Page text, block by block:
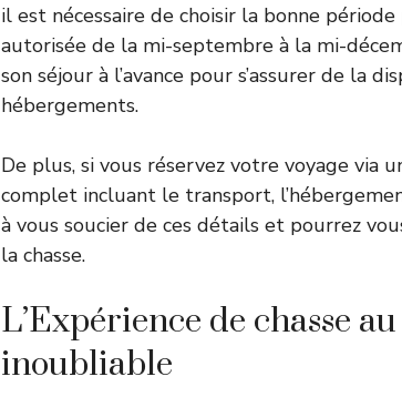
il est nécessaire de choisir la bonne
autorisée de la mi-septembre à la mi-
son séjour à l’avance pour s’assurer de la
hébergements.
De plus, si vous réservez votre voyage via
complet incluant le transport,
à vous soucier de ces détails et pourrez
la chasse.
L’Expérience de chasse
inoubliable